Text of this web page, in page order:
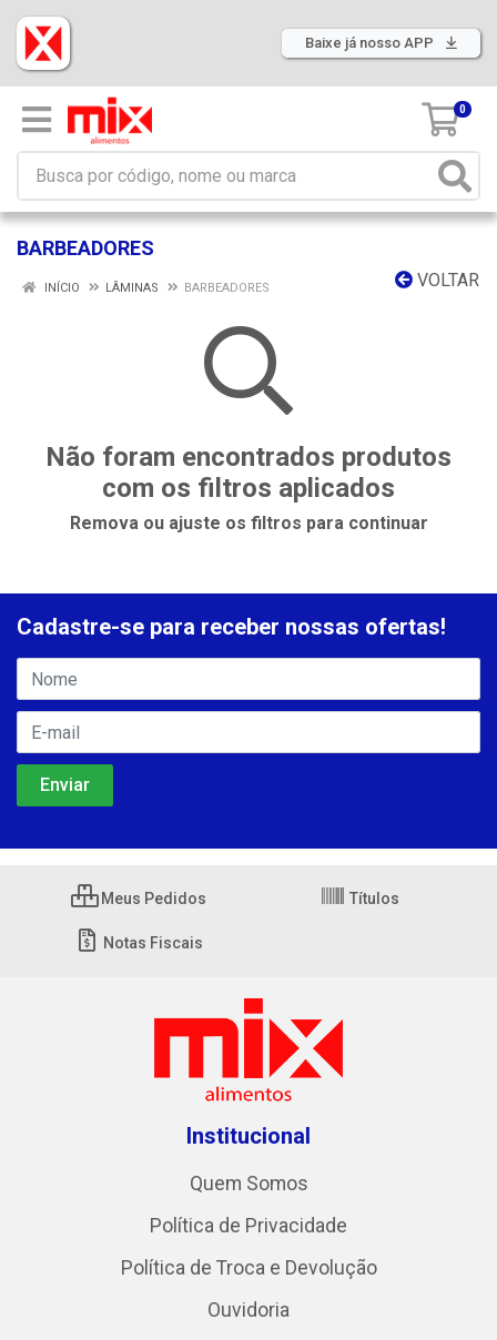
Baixe já nosso APP
0
BARBEADORES
VOLTAR
INÍCIO LÂMINAS BARBEADORES
Não foram encontrados produtos
com os filtros aplicados
Remova ou ajuste os filtros para continuar
Cadastre-se para receber nossas ofertas!
Meus Pedidos Títulos
Notas Fiscais
Institucional
Quem Somos
Política de Privacidade
Política de Troca e Devolução
Ouvidoria